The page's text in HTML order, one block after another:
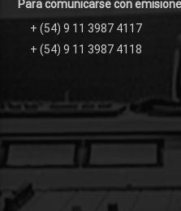
Para comunicarse con
+ (54) 9 11 3987 4117
+ (54) 9 11 3987 4118